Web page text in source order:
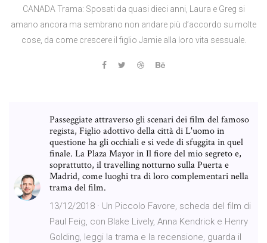
CANADA Trama: Sposati da quasi dieci anni, Laura e Greg si
amano ancora ma sembrano non andare più d’accordo su molte
cose, da come crescere il figlio Jamie alla loro vita sessuale.
Passeggiate attraverso gli scenari dei film del famoso
regista, Figlio adottivo della città di L'uomo in
questione ha gli occhiali e si vede di sfuggita in quel
finale. La Plaza Mayor in Il fiore del mio segreto e,
soprattutto, il travelling notturno sulla Puerta e
Madrid, come luoghi tra di loro complementari nella
trama del film.
13/12/2018 · Un Piccolo Favore, scheda del film di
Paul Feig, con Blake Lively, Anna Kendrick e Henry
Golding, leggi la trama e la recensione, guarda il